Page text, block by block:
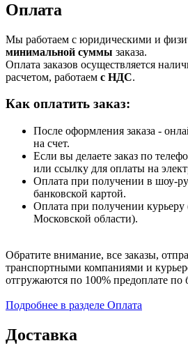
Оплата
Мы работаем с юридическими и
минимальной суммы заказа.
Оплата заказов осуществляется
расчетом, работаем с НДС.
Как оплатить заказ:
После оформления заказа -
на счет.
Если вы делаете заказ по
или ссылку для оплаты на
Оплата при получении в шоу-
банковской картой.
Оплата при получении
Московской области).
Обратите внимание, все заказы,
транспортными компаниями и
отгружаются по 100% предоплате по
Подробнее в разделе Оплата
Доставка